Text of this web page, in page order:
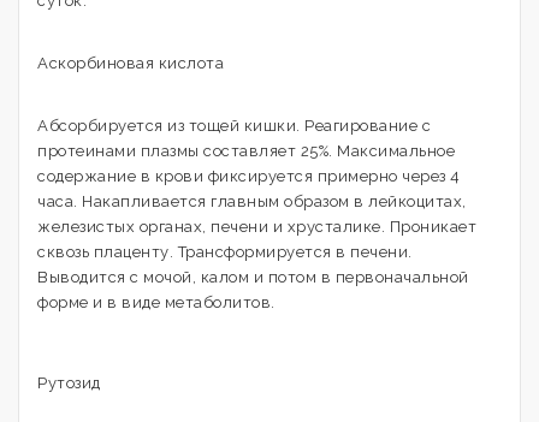
Аскорбиновая кислота
Абсорбируется из тощей кишки. Реагирование с
протеинами плазмы составляет 25%. Максимальное
содержание в крови фиксируется примерно через 4
часа. Накапливается главным образом в лейкоцитах,
железистых органах, печени и хрусталике. Проникает
сквозь плаценту. Трансформируется в печени.
Выводится с мочой, калом и потом в первоначальной
форме и в виде метаболитов.
Рутозид